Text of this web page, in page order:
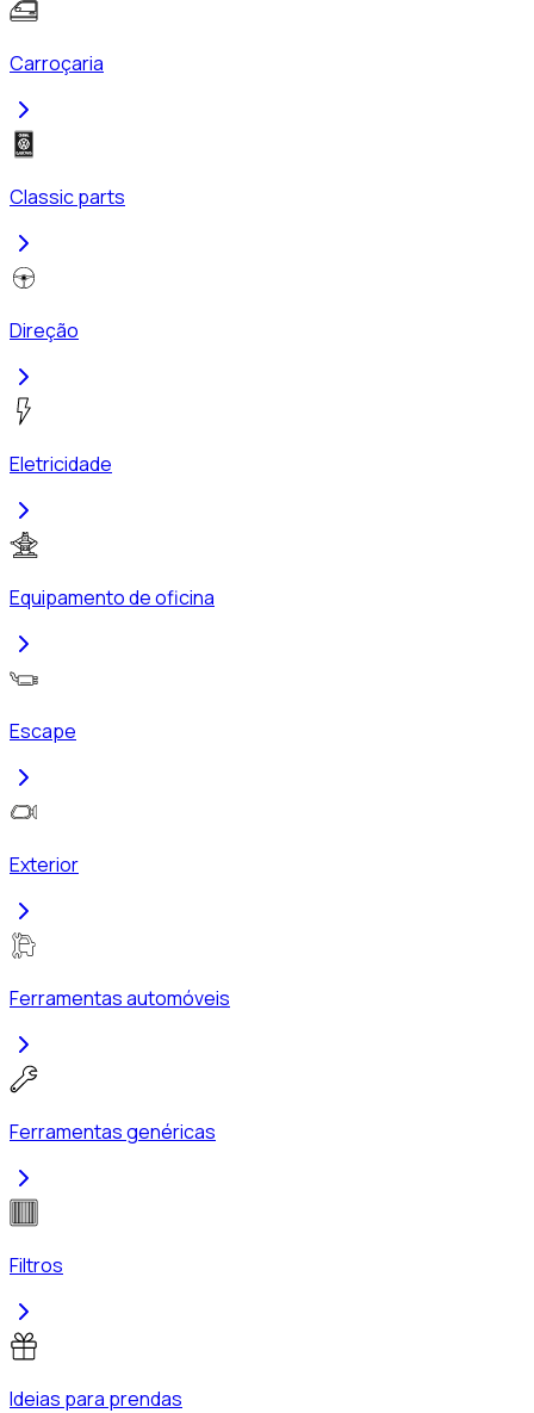
Carroçaria
Classic parts
Direção
Eletricidade
Equipamento de oficina
Escape
Exterior
Ferramentas automóveis
Ferramentas genéricas
Filtros
Ideias para prendas